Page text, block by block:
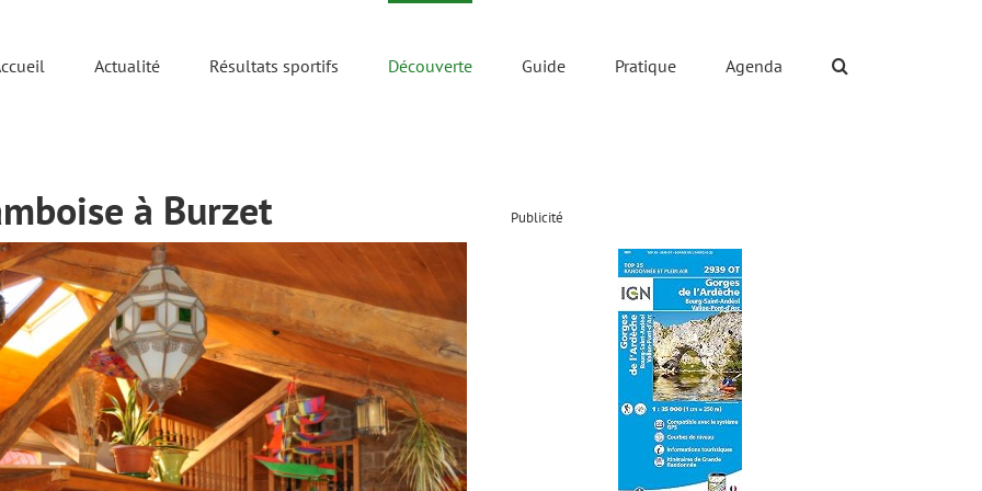
Actualité Résultats sportifs Découverte Guide Pratique Agenda
à Burzet Publicité